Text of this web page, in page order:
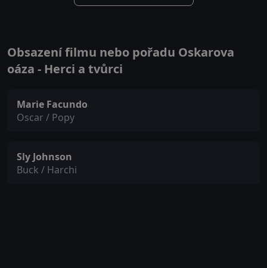
Obsazení filmu nebo pořadu Oskarova
oáza - Herci a tvůrci
Marie Facundo
Oscar / Popy
Sly Johnson
Buck / Harchi